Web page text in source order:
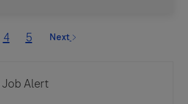
4 5 Next
Alert